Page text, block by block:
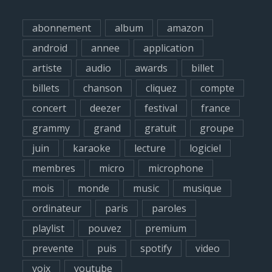
h
f
o
abonnement album
amazon
android
annee
application
artiste
audio awards
billet
billets
chanson cliquez
compte
concert
deezer festival
france
grammy
grand gratuit
groupe
juin
karaoke lecture
logiciel
membres
micro
microphone
mois
monde music
musique
ordinateur
paris
paroles
playlist
pouvez
premium
prevente
puis spotify
video
voix
youtube